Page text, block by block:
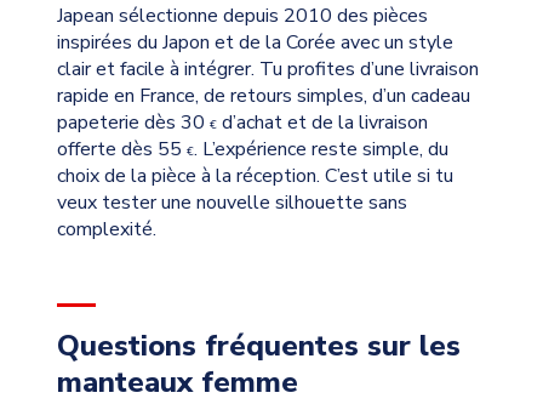
Japean sélectionne depuis 2010 des pièces
inspirées du Japon et de la Corée avec un style
clair et facile à intégrer. Tu profites d’une livraison
rapide en France, de retours simples, d’un cadeau
papeterie dès 30 €d’achat et de la livraison
offerte dès 55 €. L’expérience reste simple, du
choix de la pièce à la réception. C’est utile si tu
veux tester une nouvelle silhouette sans
complexité.
Questions fréquentes sur les
manteaux femme